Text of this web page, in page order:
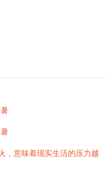
，意味着现实生活的压力越